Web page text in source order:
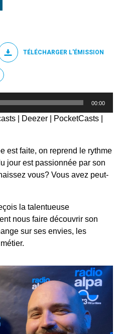
TÉLÉCHARGER L'ÉMISSION
00:00
Deezer PocketCasts
est faite, on reprend le rythme
jour est passionnée par son
vous? Vous avez peut-
la talentueuse
nous faire découvrir son
sur ses envies, les